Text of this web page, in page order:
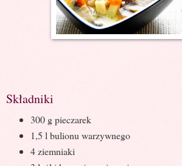
Składniki
300 g pieczarek
1,5 l bulionu warzywnego
4 ziemniaki